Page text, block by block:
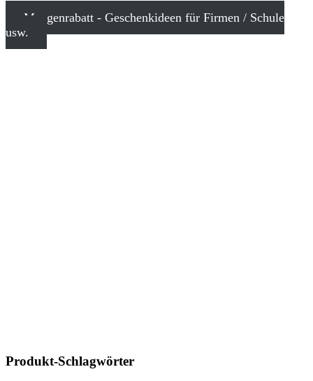
Mengenrabatt - Geschenkideen für Firmen / Schule
usw.
Produkt-Schlagwörter